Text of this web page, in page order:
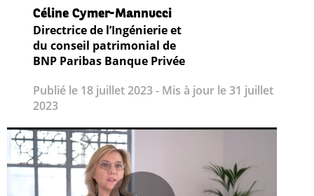
Céline Cymer-Mannucci
Directrice de l’Ingénierie et
du conseil patrimonial de
BNP Paribas Banque Privée
Publié le 18 juillet 2023 - Mis à jour le 31 juillet
2023